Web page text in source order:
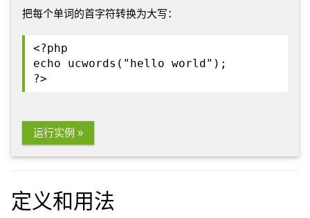
把每个单词的首字符转换为大写：
<?php
echo ucwords("hello world");
?>
运行实例 »
定义和用法